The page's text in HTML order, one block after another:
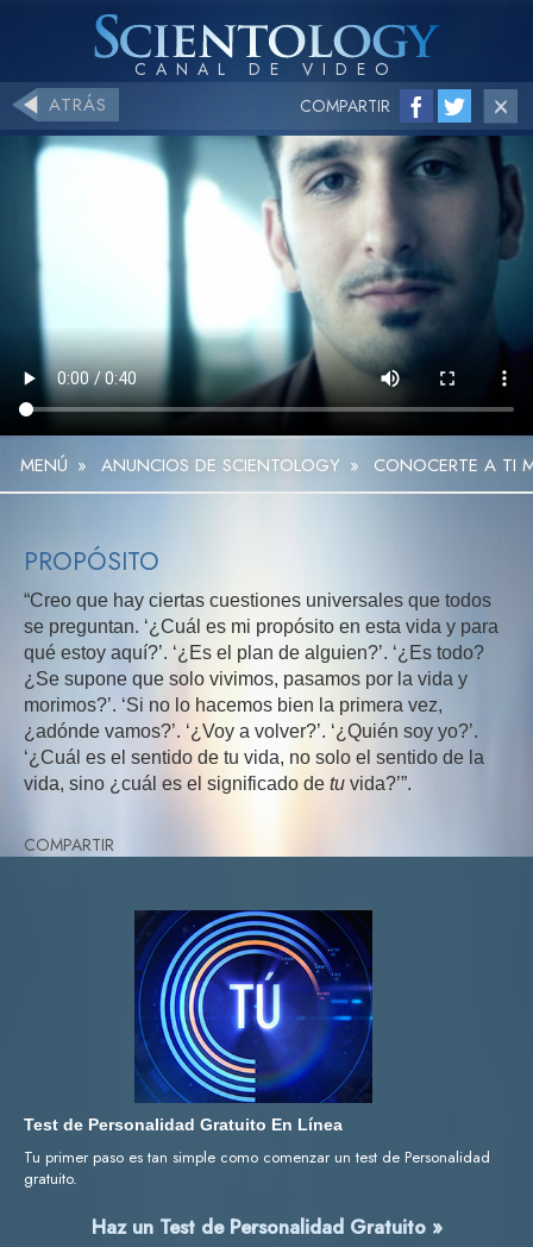
ATRÁS COMPARTIR
MENÚ » ANUNCIOS DE SCIENTOLOGY » CONOCERTE A TI
PROPÓSITO
“Creo que hay ciertas cuestiones universales que todos
se preguntan. ‘¿Cuál es mi propósito en esta vida y para
qué estoy aquí?’. ‘¿Es el plan de alguien?’. ‘¿Es todo?
¿Se supone que solo vivimos, pasamos por la vida y
morimos?’. ‘Si no lo hacemos bien la primera vez,
¿adónde vamos?’. ‘¿Voy a volver?’. ‘¿Quién soy yo?’.
‘¿Cuál es el sentido de tu vida, no solo el sentido de la
vida, sino ¿cuál es el significado de tu vida?’”.
COMPARTIR
Test de Personalidad Gratuito En Línea
Tu primer paso es tan simple como comenzar un test de Personalidad
gratuito.
Haz un Test de Personalidad Gratuito »